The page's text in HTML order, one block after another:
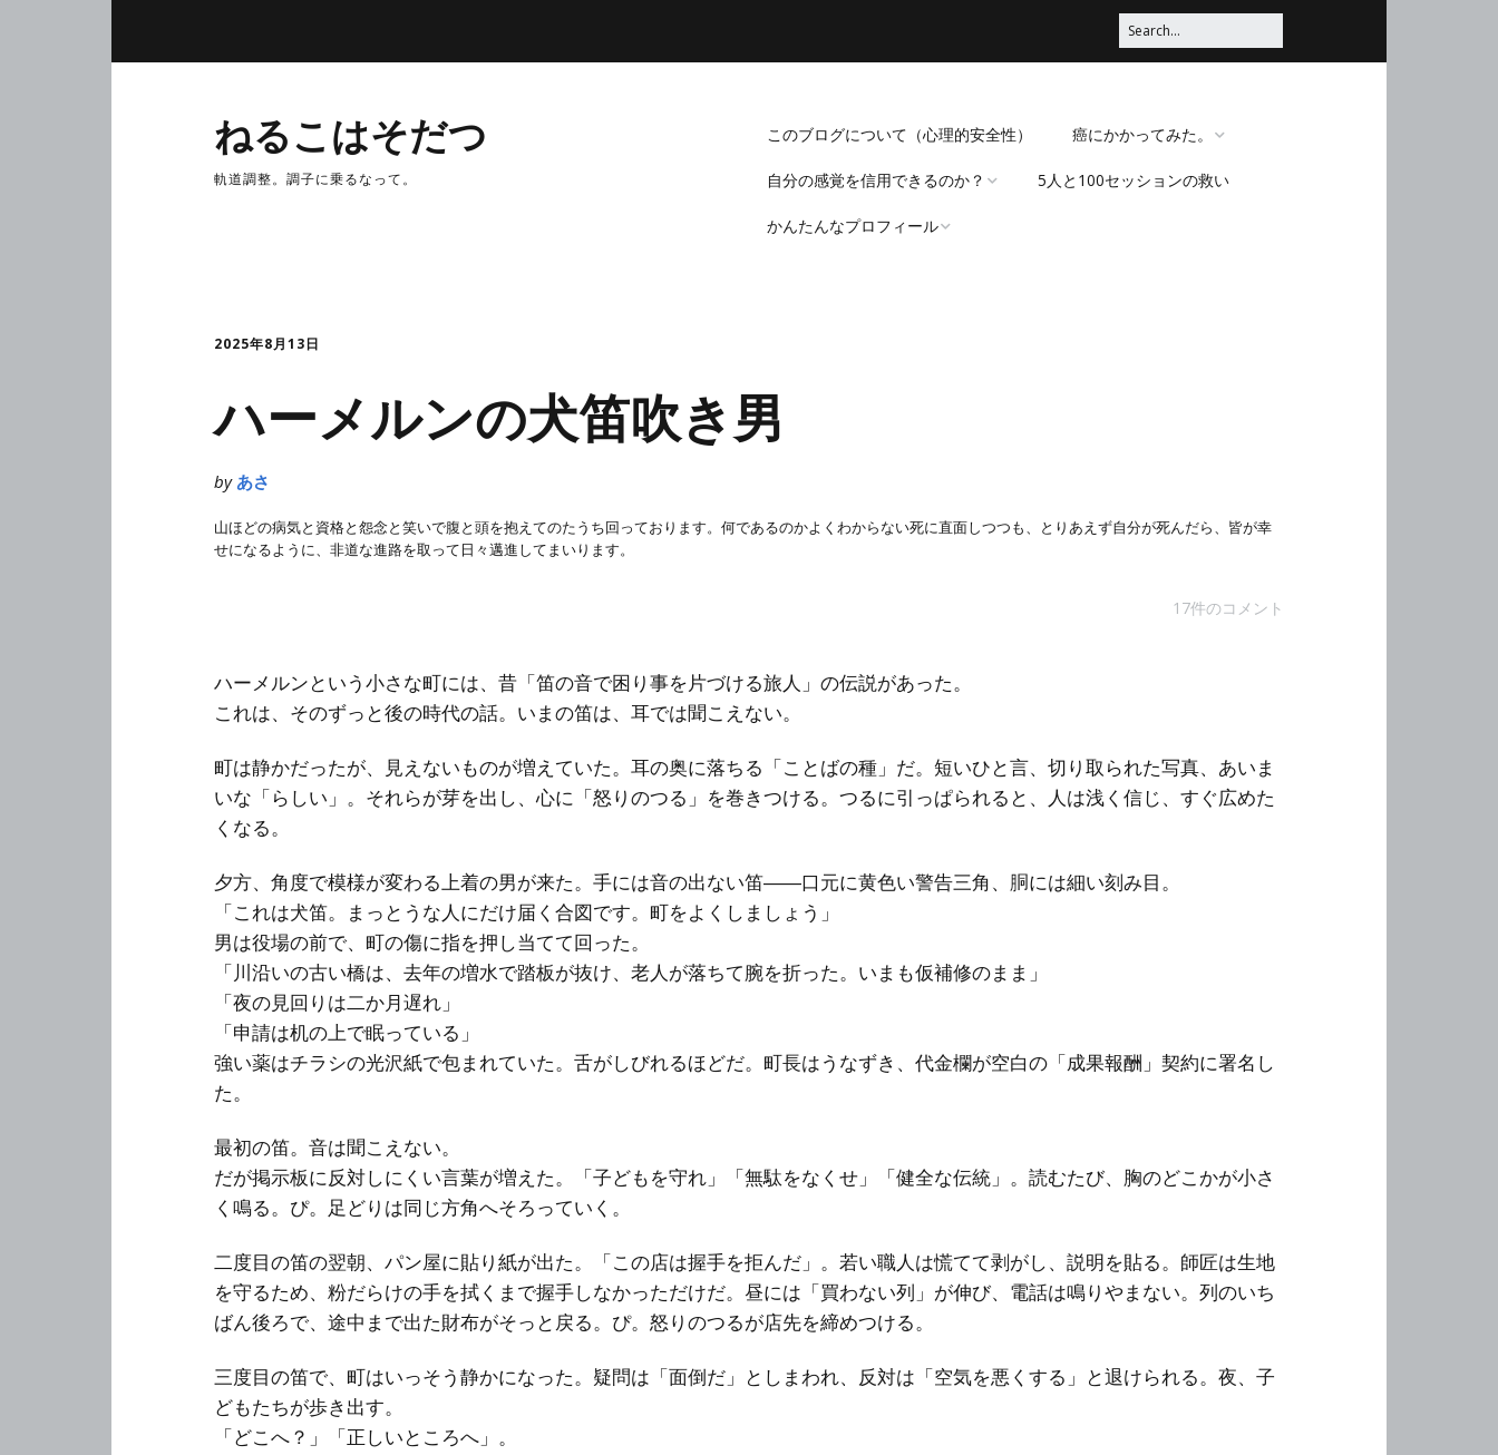
ねるこはそだつ
軌道調整。調子に乗るなって。
このブログについて（心理的安全性） 癌にかかってみた。
脳みそほじくられてみ
自分の感覚を信用できるのか？
「死にたい」と思うことについ
5人と100セッションの救い
かんたんなプロフィール
2025年8月13日
ハーメルンの犬笛吹き男
by あさ
山ほどの病気と資格と怨念と笑いで腹と頭を抱えてのたうち回っております。何であるのかよくわからない死に直面しつつも、とりあえず自分が死んだら、皆が幸
せになるように、非道な進路を取って日々邁進してまいります。
17件のコメント
ハーメルンという小さな町には、昔「笛の音で困り事を片づける旅人」の伝説があった。
これは、そのずっと後の時代の話。いまの笛は、耳では聞こえない。
町は静かだったが、見えないものが増えていた。耳の奥に落ちる「ことばの種」だ。短いひと言、切り取られた写真、あいま
いな「らしい」。それらが芽を出し、心に「怒りのつる」を巻きつける。つるに引っぱられると、人は浅く信じ、すぐ広めた
くなる。
夕方、角度で模様が変わる上着の男が来た。手には音の出ない笛――口元に黄色い警告三角、胴には細い刻み目。
「これは犬笛。まっとうな人にだけ届く合図です。町をよくしましょう」
男は役場の前で、町の傷に指を押し当てて回った。
「川沿いの古い橋は、去年の増水で踏板が抜け、老人が落ちて腕を折った。いまも仮補修のまま」
「夜の見回りは二か月遅れ」
「申請は机の上で眠っている」
強い薬はチラシの光沢紙で包まれていた。舌がしびれるほどだ。町長はうなずき、代金欄が空白の「成果報酬」契約に署名し
た。
最初の笛。音は聞こえない。
だが掲示板に反対しにくい言葉が増えた。「子どもを守れ」「無駄をなくせ」「健全な伝統」。読むたび、胸のどこかが小さ
く鳴る。ぴ。足どりは同じ方角へそろっていく。
二度目の笛の翌朝、パン屋に貼り紙が出た。「この店は握手を拒んだ」。若い職人は慌てて剥がし、説明を貼る。師匠は生地
を守るため、粉だらけの手を拭くまで握手しなかっただけだ。昼には「買わない列」が伸び、電話は鳴りやまない。列のいち
ばん後ろで、途中まで出た財布がそっと戻る。ぴ。怒りのつるが店先を締めつける。
三度目の笛で、町はいっそう静かになった。疑問は「面倒だ」としまわれ、反対は「空気を悪くする」と退けられる。夜、子
どもたちが歩き出す。
「どこへ？」「正しいところへ」。